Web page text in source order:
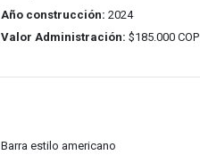
Año construcción: 2024
Valor Administración: $185.000 COP
Barra estilo americano